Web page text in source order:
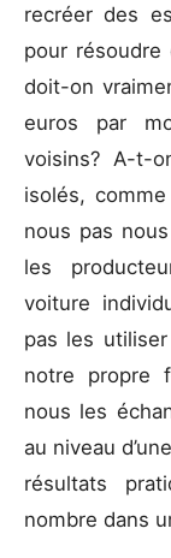
recréer des
pour résoudre
doit-on
euros par
voisins? A-t-
isolés,
nous pas
les
voiture
pas les
notre propre
nous les
au niveau
résultats
nombre dans